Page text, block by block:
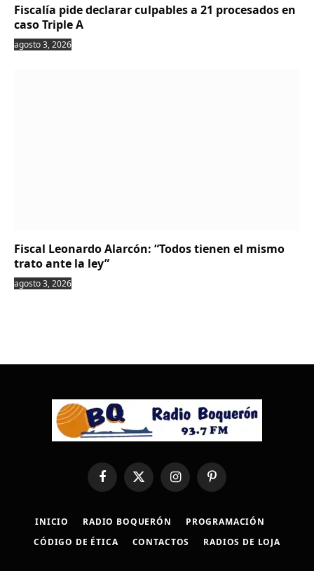
Fiscalía pide declarar culpables a 21 procesados en
caso Triple A
agosto 3, 2026
Fiscal Leonardo Alarcón: “Todos tienen el mismo
trato ante la ley”
agosto 3, 2026
FacebookX
(Twitter)
InstagramPinterest
INICIO RADIO BOQUERÓN
PROGRAMACIÓN
CÓDIGO DE ÉTICA
CONTACTOS RADIOS DE LOJA